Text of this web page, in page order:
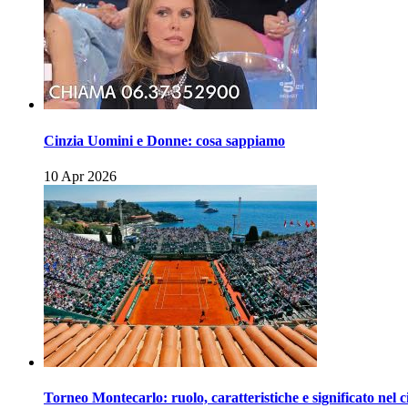
Cinzia Uomini e Donne: cosa sappiamo
10 Apr 2026
Torneo Montecarlo: ruolo, caratteristiche e significato nel